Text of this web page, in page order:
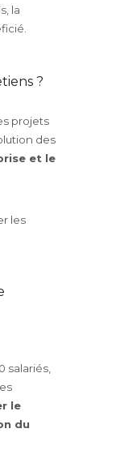
la
?
projets
des
et le
les
salariés,
le
du